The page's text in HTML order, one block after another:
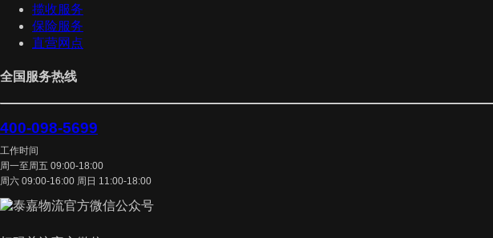
揽收服务
保险服务
直营网点
全国服务热线
400-098-5699
工作时间
周一至周五 09:00-18:00
周六 09:00-16:00 周日 11:00-18:00